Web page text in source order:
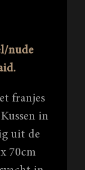
nude
franjes
in
uit de
70cm